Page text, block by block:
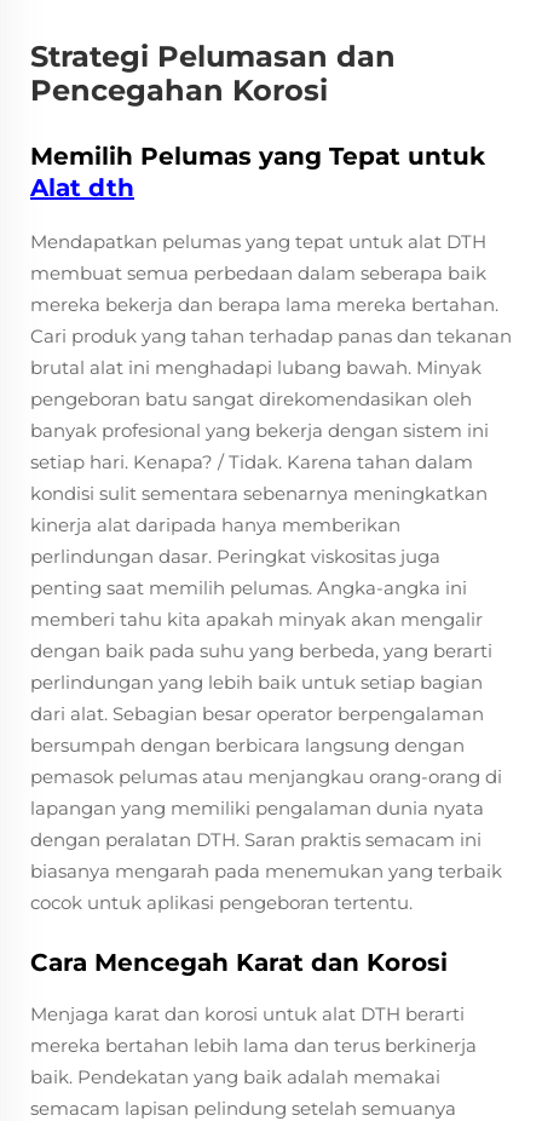
Strategi Pelumasan dan
Pencegahan Korosi
Memilih Pelumas yang Tepat untuk
Alat dth
Mendapatkan pelumas yang tepat untuk alat DTH
membuat semua perbedaan dalam seberapa baik
mereka bekerja dan berapa lama mereka bertahan.
Cari produk yang tahan terhadap panas dan tekanan
brutal alat ini menghadapi lubang bawah. Minyak
pengeboran batu sangat direkomendasikan oleh
banyak profesional yang bekerja dengan sistem ini
setiap hari. Kenapa? / Tidak. Karena tahan dalam
kondisi sulit sementara sebenarnya meningkatkan
kinerja alat daripada hanya memberikan
perlindungan dasar. Peringkat viskositas juga
penting saat memilih pelumas. Angka-angka ini
memberi tahu kita apakah minyak akan mengalir
dengan baik pada suhu yang berbeda, yang berarti
perlindungan yang lebih baik untuk setiap bagian
dari alat. Sebagian besar operator berpengalaman
bersumpah dengan berbicara langsung dengan
pemasok pelumas atau menjangkau orang-orang di
lapangan yang memiliki pengalaman dunia nyata
dengan peralatan DTH. Saran praktis semacam ini
biasanya mengarah pada menemukan yang terbaik
cocok untuk aplikasi pengeboran tertentu.
Cara Mencegah Karat dan Korosi
Menjaga karat dan korosi untuk alat DTH berarti
mereka bertahan lebih lama dan terus berkinerja
baik. Pendekatan yang baik adalah memakai
semacam lapisan pelindung setelah semuanya